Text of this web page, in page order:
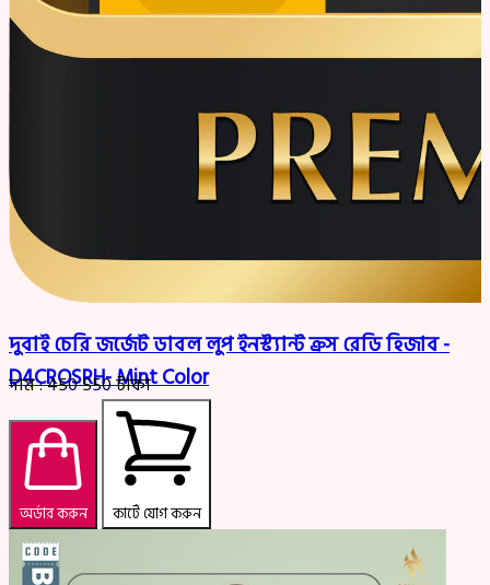
দুবাই চেরি জর্জেট ডাবল লুপ ইনস্ট্যান্ট ক্রস রেডি হিজাব -
D4CROSRH- Mint Color
দাম :450550টাকা
অর্ডার করুন কার্টে যোগ করুন